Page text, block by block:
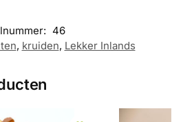
46
, kruiden, Lekker Inlands